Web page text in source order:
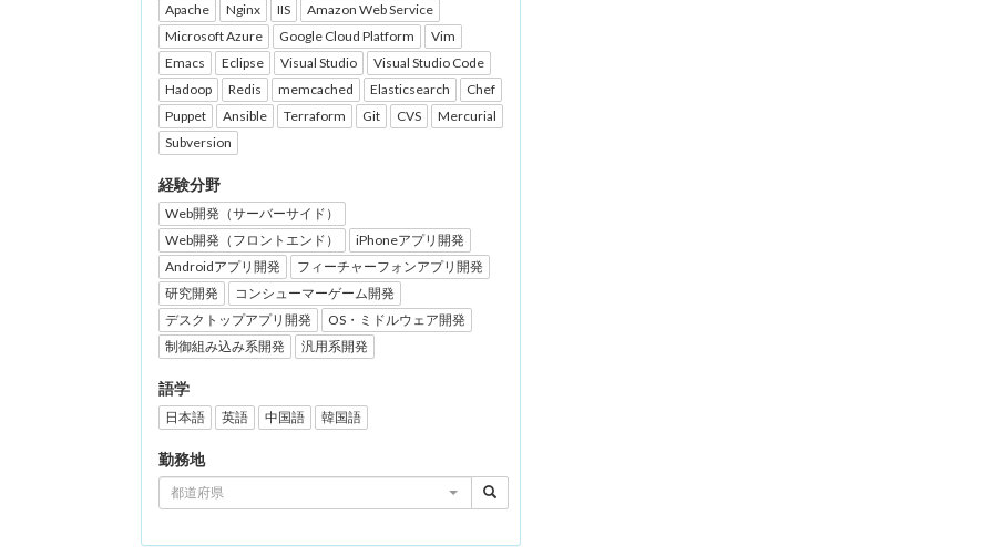
Apache
Nginx IIS
Amazon Web Service
Microsoft Azure
Google Cloud Platform
Vim
Emacs
Eclipse Visual Studio
Visual Studio Code
Hadoop
Redis memcached Elasticsearch
Chef
Puppet
Ansible Terraform Git CVS
Mercurial
Subversion
経験分野
Web開発（サーバーサイド）
Web開発（フロントエンド）
iPhoneアプリ開発
Androidアプリ開発
フィーチャーフォンアプリ開発
研究開発
コンシューマーゲーム開発
デスクトップアプリ開発
OS・ミドルウェア開発
制御組み込み系開発
汎用系開発
語学
日本語 英語 中国語 韓国語
勤務地
都道府県